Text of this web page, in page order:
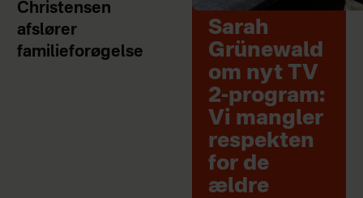
Christensen
afslører
familieforøgelse
Sarah
Grünewald
om nyt TV
2-program:
Vi mangler
respekten
for de
ældre